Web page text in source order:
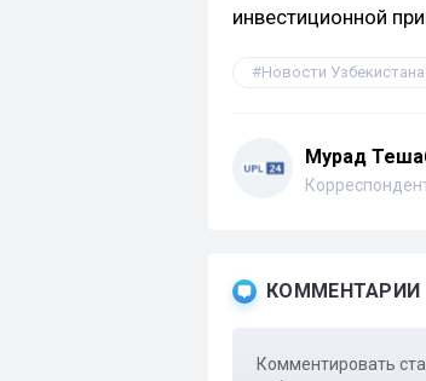
инвестиционной
Новости Узбекистана
Мурад
КОММЕНТАРИИ
Комментировать